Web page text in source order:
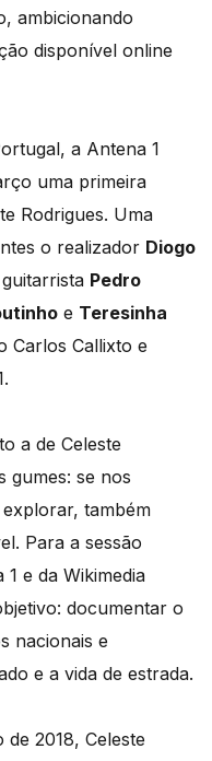
ambicionando
disponível online
a Antena 1
uma primeira
Rodrigues. Uma
o realizador Diogo
Pedro
e Teresinha
Carlos Callixto e
a de Celeste
gumes: se nos
também
Para a sessão
e da Wikimedia
documentar o
nacionais e
e a vida de estrada.
2018, Celeste